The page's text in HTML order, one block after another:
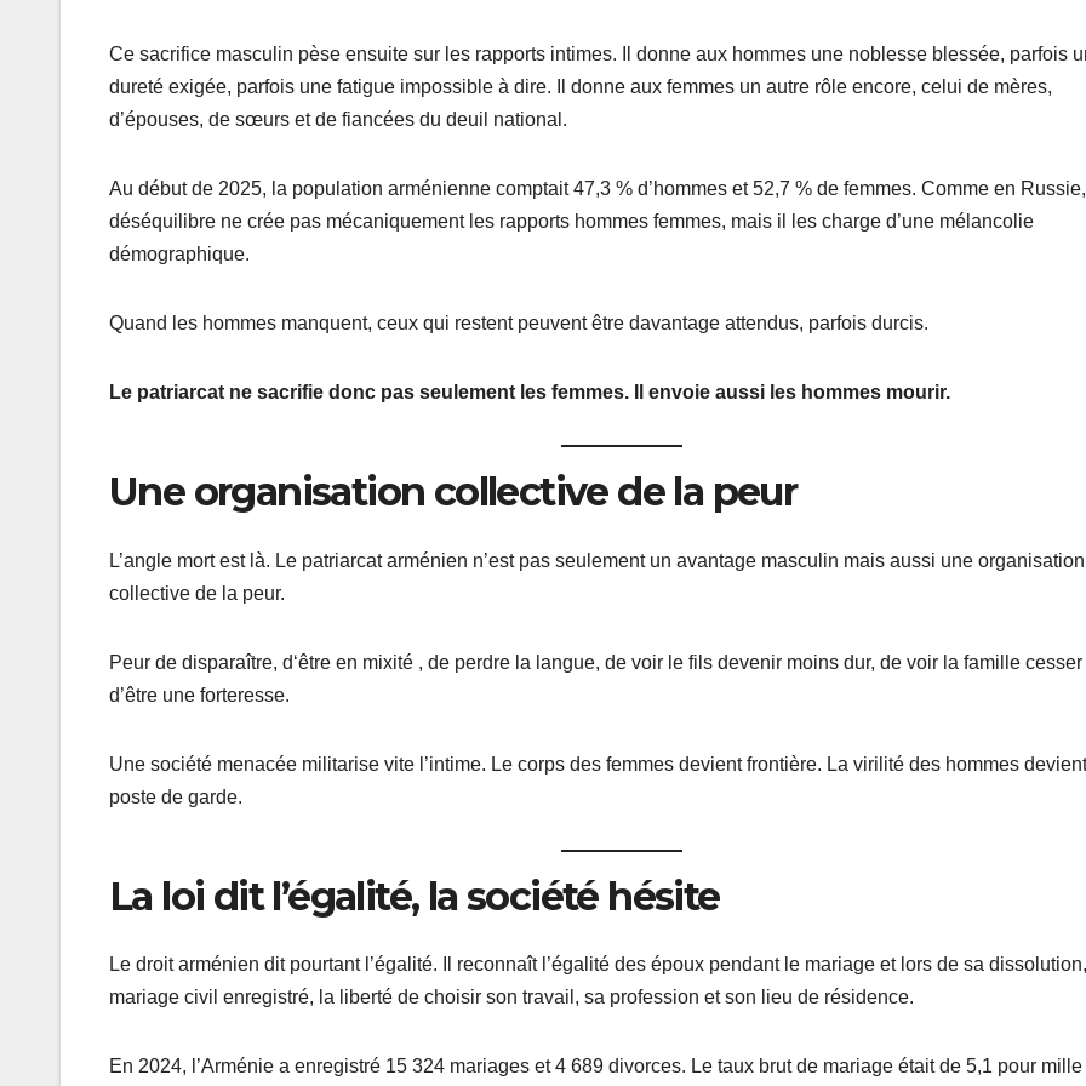
Ce sacrifice masculin pèse ensuite sur les rapports intimes. Il donne aux hommes une noblesse blessée, parfois
dureté exigée, parfois une fatigue impossible à dire. Il donne aux femmes un autre rôle encore, celui de mères,
d’épouses, de sœurs et de fiancées du deuil national.
Au début de 2025, la population arménienne comptait 47,3 % d’hommes et 52,7 % de femmes. Comme en
déséquilibre ne crée pas mécaniquement les rapports hommes femmes, mais il les charge d’une mélancolie
démographique.
Quand les hommes manquent, ceux qui restent peuvent être davantage attendus, parfois durcis.
Le patriarcat ne sacrifie donc pas seulement les femmes. Il envoie aussi les hommes mourir.
Une organisation collective de la peur
L’angle mort est là. Le patriarcat arménien n’est pas seulement un avantage masculin mais aussi une organisation
collective de la peur.
Peur de disparaître, d‘être en mixité , de perdre la langue, de voir le fils devenir moins dur, de voir la famille cesser
d’être une forteresse.
Une société menacée militarise vite l’intime. Le corps des femmes devient frontière. La virilité des hommes devient
poste de garde.
La loi dit l’égalité, la société hésite
Le droit arménien dit pourtant l’égalité. Il reconnaît l’égalité des époux pendant le mariage et lors de sa
mariage civil enregistré, la liberté de choisir son travail, sa profession et son lieu de résidence.
En 2024, l’Arménie a enregistré 15 324 mariages et 4 689 divorces. Le taux brut de mariage était de 5,1 pour mille